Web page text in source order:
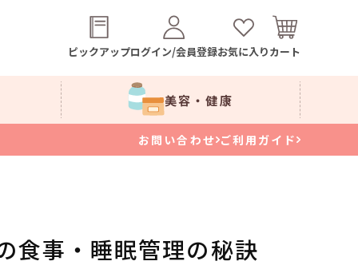
ピックアップログイン/会員登録お気に入りカート
美容・健康
お問い合わせ ご利用ガイド
食事・睡眠管理の秘訣